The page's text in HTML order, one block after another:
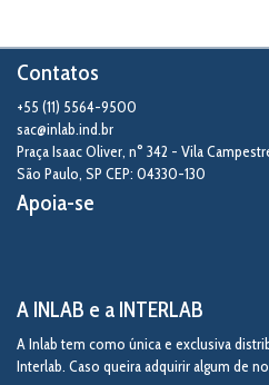
Contatos
+55 (11) 5564-9500
sac@inlab.ind.br
Praça Isaac Oliver, n° 342 - Vila
São Paulo, SP CEP: 04330-130
Apoia-se
A INLAB e a INTERLAB
A Inlab tem como única e exclusiva
Interlab. Caso queira adquirir algum de